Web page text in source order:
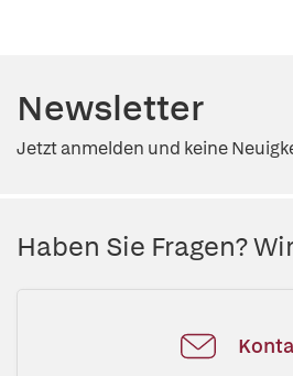
Newsletter
Jetzt anmelden und keine
Haben Sie Fragen?